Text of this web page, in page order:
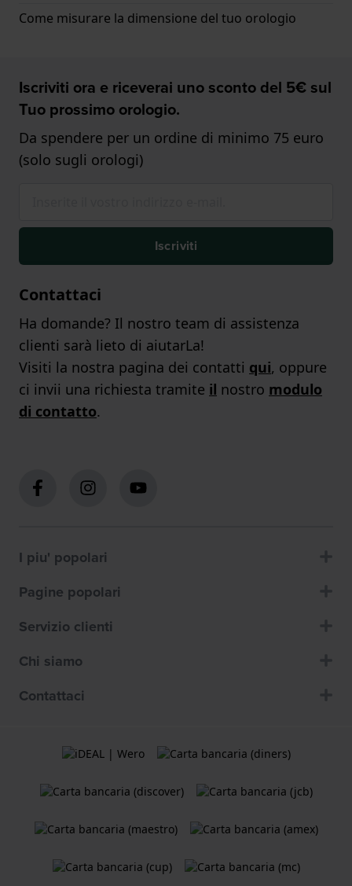
Come misurare la dimensione del tuo orologio
Iscriviti ora e riceverai uno sconto del 5€ sul
Tuo prossimo orologio.
Da spendere per un ordine di minimo 75 euro
(solo sugli orologi)
Iscriviti
Contattaci
Ha domande? Il nostro team di assistenza
clienti sarà lieto di aiutarLa!
Visiti la nostra pagina dei contatti qui, oppure
ci invii una richiesta tramite il nostro modulo
di contatto.
I piu' popolari
Pagine popolari
Servizio clienti
Chi siamo
Contattaci